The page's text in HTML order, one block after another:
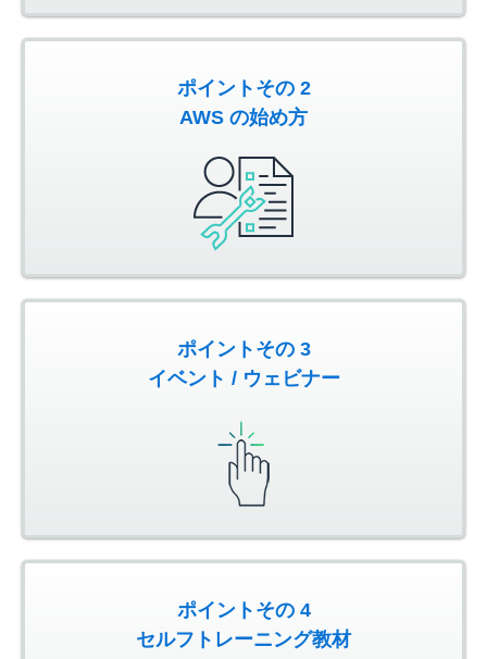
ポイントその 2
AWS の始め方
ポイントその 3
イベント / ウェビナー
ポイントその 4
セルフトレーニング教材